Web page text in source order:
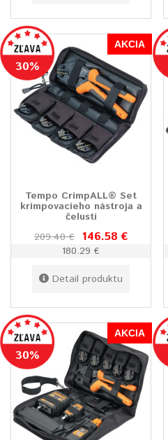
30%
AKCIA
Tempo CrimpALL® Set
krimpovacieho nástroja a
čelustí
209.40 € 146.58 €
180.29 €
Detail produktu
30%
AKCIA